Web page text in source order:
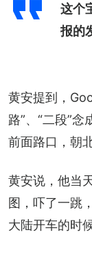
这个
报的
黄安提到，
路”、“二段”
前面路口，朝
黄安说，他当
图，吓了一跳
大陆开车的时